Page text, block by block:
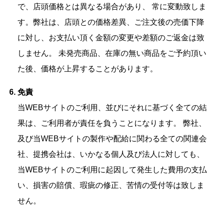
で、店頭価格とは異なる場合があり、 常に変動致しま
す。弊社は、店頭との価格差異、ご注文後の売価下降
に対し、お支払い頂く金額の変更や差額のご返金は致
しません。 未発売商品、在庫の無い商品をご予約頂い
た後、価格が上昇することがあります。
免責
当WEBサイトのご利用、並びにそれに基づく全ての結
果は、ご利用者が責任を負うことになります。 弊社、
及び当WEBサイトの製作や配給に関わる全ての関連会
社、提携会社は、いかなる個人及び法人に対しても、
当WEBサイトのご利用に起因して発生した費用の支払
い、損害の賠償、瑕疵の修正、苦情の受付等は致しま
せん。